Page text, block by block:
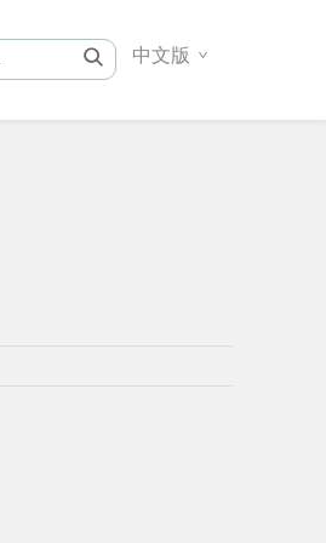
中文版